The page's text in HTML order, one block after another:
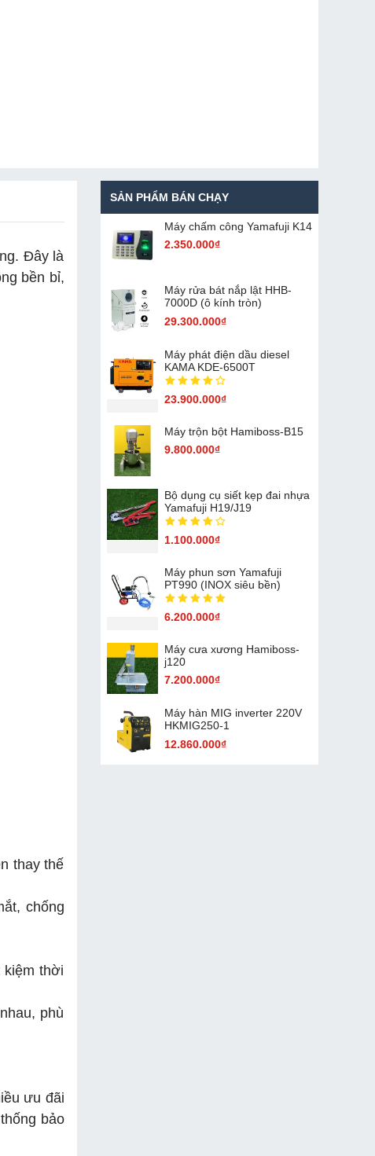
Đây là
bền bỉ,
thay thế
chống
thời
phù
ưu đãi
bảo
SẢN PHẨM BÁN CHẠY
Máy chấm cô​ng Yamafuji K14
2.350.000₫
Máy rửa bát nắp lật HHB-
7000D (ô kính tròn)
29.300.000₫
Máy phát điện dầu diesel
KAMA KDE-6500T
23.900.000₫
Máy trộn bột Hamiboss-B15
9.800.000₫
Bộ dụng cụ siết kẹp đai nhựa
Yamafuji H19/J19
1.100.000₫
Máy phun sơn Yamafuji
PT990 (INOX siêu bền)
6.200.000₫
Máy cưa xương Hamiboss-
j120
7.200.000₫
Máy hàn MIG inverter 220V
HKMIG250-1
12.860.000₫